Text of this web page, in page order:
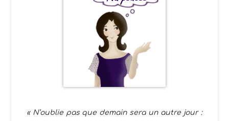
« N’oublie pas que demain sera un autre jour :